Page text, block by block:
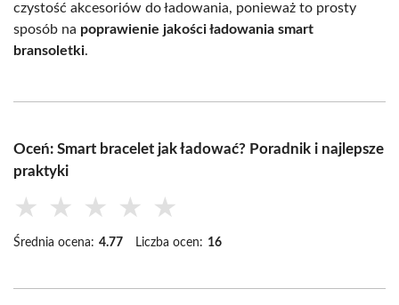
czystość akcesoriów do ładowania, ponieważ to prosty
sposób na poprawienie jakości ładowania smart
bransoletki.
Oceń: Smart bracelet jak ładować? Poradnik i najlepsze
praktyki
★ ★ ★ ★ ★
Średnia ocena: 4.77 Liczba ocen: 16